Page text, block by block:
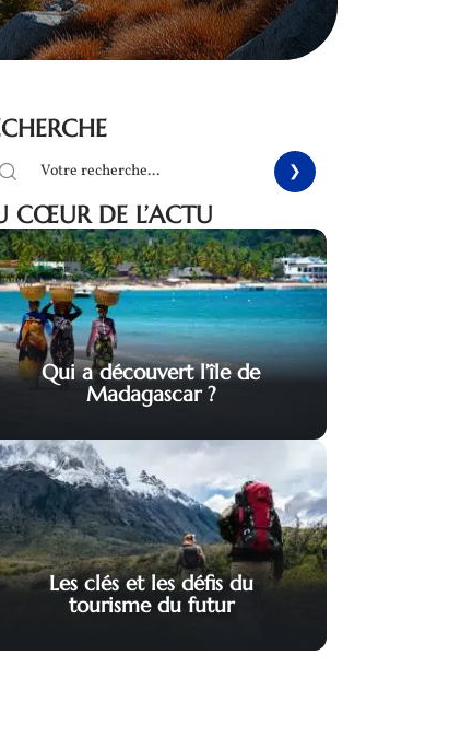
CŒUR DE L’ACTU
Qui a découvert l’île de
Madagascar ?
Les clés et les défis du
tourisme du futur